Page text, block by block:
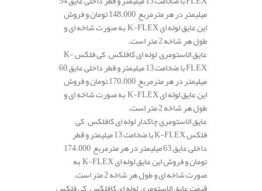
میلیمتر در هر مترمربع 148.000 تومان و فروش
این عایق لوله ای K-FLEX به صورت شاخه ای و
طول هر شاخه 2 متر است.
عایق الاستومری لوله ای کافلکس – کی فلکس K-
FLEX با ضخامت 13 میلیمتر و قطر داخلی عایق 60
میلیمتر در هر مترمربع 170.000 تومان و فروش
این عایق لوله ای K-FLEX به صورت شاخه ای و
طول هر شاخه 2 متر است.
عایق الاستومری چاکدار لوله ای کافلکس – کی
فلکس K-FLEX با ضخامت 13 میلیمتر و قطر
داخلی عایق 63 میلیمتر در هر مترمربع 174.000
تومان و فروش این عایق لوله ای K-FLEX به
صورت شاخه ای و طول هر شاخه 2 متر است.